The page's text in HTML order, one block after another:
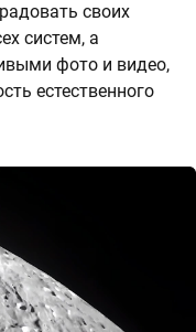
своих
систем, а
фото и видео,
естественного